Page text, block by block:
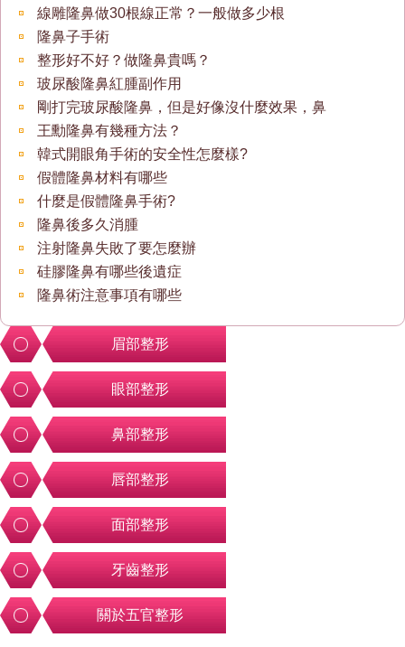
線雕隆鼻做30根線正常？一般做多少根
隆鼻子手術
整形好不好？做隆鼻貴嗎？
玻尿酸隆鼻紅腫副作用
剛打完玻尿酸隆鼻，但是好像沒什麼效果，鼻
王勳隆鼻有幾種方法？
韓式開眼角手術的安全性怎麼樣?
假體隆鼻材料有哪些
什麼是假體隆鼻手術?
隆鼻後多久消腫
注射隆鼻失敗了要怎麼辦
硅膠隆鼻有哪些後遺症
隆鼻術注意事項有哪些
眉部整形
眼部整形
鼻部整形
唇部整形
面部整形
牙齒整形
關於五官整形